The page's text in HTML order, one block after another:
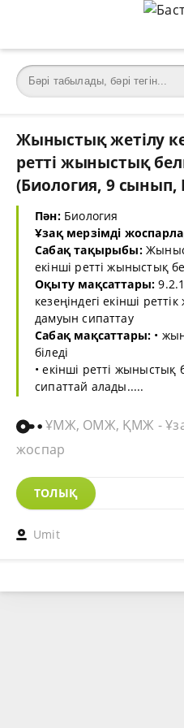
Жыныстық жетілу
ретті жыныстық
(Биология, 9 сынып,
Пән:Биология
Ұзақ мерзімді
Сабақ тақырыбы:
екінші ретті жыныстық
Оқыту мақсаттары:
кезеңіндегі екінші
дамуын сипаттау
Сабақ мақсаттары: •
біледі
• екінші ретті жыныстық
сипаттай алады.....
ҰМЖ, ОМЖ, ҚМЖ -
жоспар
ТОЛЫҚ
Umit